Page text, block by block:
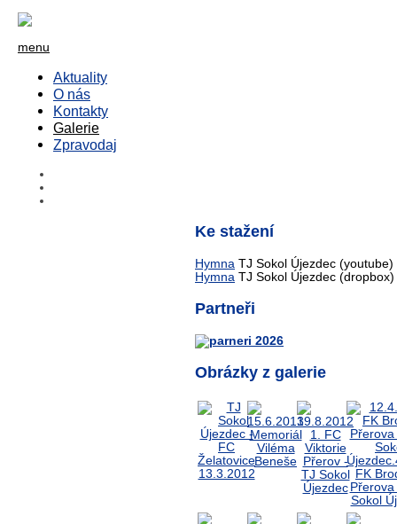
menu
Aktuality
O nás
Kontakty
Galerie
Zpravodaj
Ke stažení
Hymna TJ Sokol Újezdec (youtube)
Hymna TJ Sokol Újezdec (dropbox)
Partneři
Obrázky z galerie